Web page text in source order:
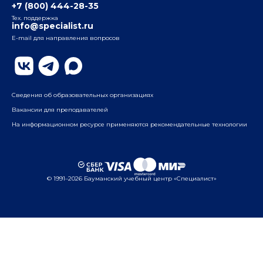
ул. Воронцовская, д. 35Б, корп.2, 5-й этаж
Бауманский
ул. Бауманская, д. 6, стр. 2, бизнес-центр «Виктория
Плаза», 4-й этаж
+7 (800) 444-28-35
Тех. поддержка
info@specialist.ru
E-mail для направления вопросов
Сведения об образовательных организациях
Вакансии для преподавателей
На информационном ресурсе применяются рекомендательные технологии
© 1991–2026 Бауманский учебный центр «Специалист»